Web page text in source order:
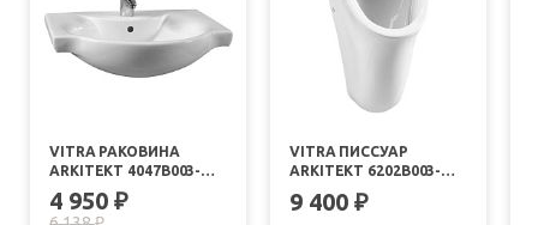
VITRA РАКОВИНА
ARKITEKT 4047B003-
0001
4 950 ₽
VITRA ПИССУАР
ARKITEKT 6202B003-
0198 С ВНЕШНИМ
ПОДВОДОМ ВОДЫ
9 400 ₽